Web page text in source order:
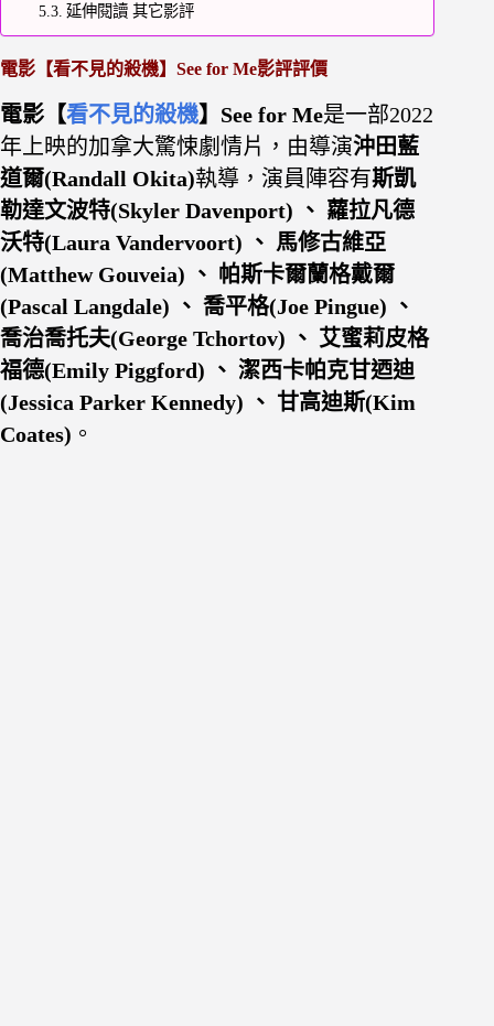
延伸閱讀 其它影評
電影【看不見的殺機】See for Me影評評價
電影【看不見的殺機】See for Me是一部2022
年上映的加拿大驚悚劇情片，由導演沖田藍
道爾(Randall Okita)執導，演員陣容有斯凱
勒達文波特(Skyler Davenport) 、 蘿拉凡德
沃特(Laura Vandervoort) 、 馬修古維亞
(Matthew Gouveia) 、 帕斯卡爾蘭格戴爾
(Pascal Langdale) 、 喬平格(Joe Pingue) 、
喬治喬托夫(George Tchortov) 、 艾蜜莉皮格
福德(Emily Piggford) 、 潔西卡帕克甘迺迪
(Jessica Parker Kennedy) 、 甘高迪斯(Kim
Coates) 。